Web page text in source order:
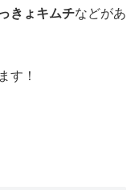
きょキムチなどがあ
す！